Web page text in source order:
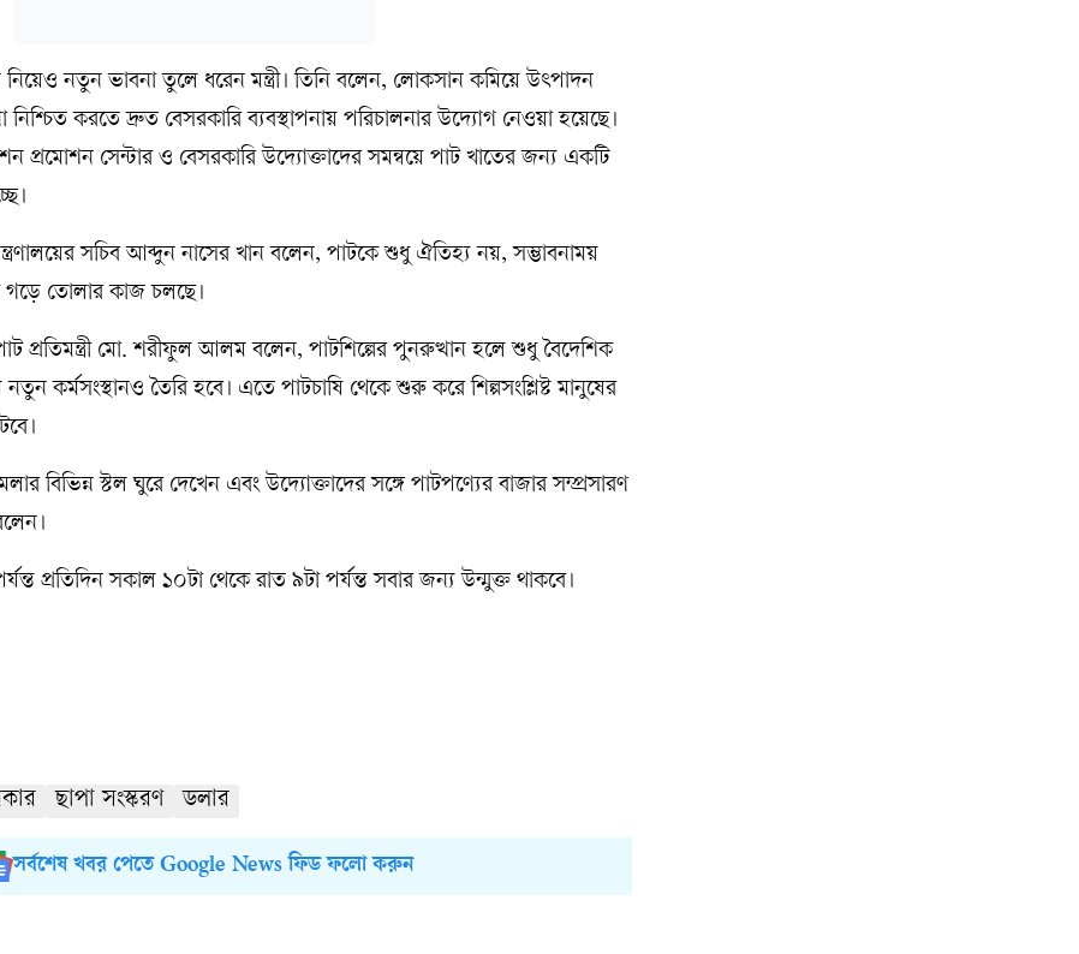
নিয়েও নতুন ভাবনা তুলে ধরেন মন্ত্রী। তিনি বলেন, লোকসান কমিয়ে উৎপাদন
নিশ্চিত করতে দ্রুত বেসরকারি ব্যবস্থাপনায় পরিচালনার উদ্যোগ নেওয়া হয়েছে।
প্রমোশন সেন্টার ও বেসরকারি উদ্যোক্তাদের সমন্বয়ে পাট খাতের জন্য একটি
সচিব আব্দুন নাসের খান বলেন, পাটকে শুধু ঐতিহ্য নয়, সম্ভাবনাময়
গড়ে তোলার কাজ চলছে।
প্রতিমন্ত্রী মো. শরীফুল আলম বলেন, পাটশিল্পের পুনরুত্থান হলে শুধু বৈদেশিক
নতুন কর্মসংস্থানও তৈরি হবে। এতে পাটচাষি থেকে শুরু করে শিল্পসংশ্লিষ্ট মানুষের
মেলার বিভিন্ন স্টল ঘুরে দেখেন এবং উদ্যোক্তাদের সঙ্গে পাটপণ্যের বাজার সম্প্রসারণ
প্রতিদিন সকাল ১০টা থেকে রাত ৯টা পর্যন্ত সবার জন্য উন্মুক্ত থাকবে।
ছাপা সংস্করণ ডলার
সর্বশেষ খবর পেতে Google News ফিড ফলো করুন